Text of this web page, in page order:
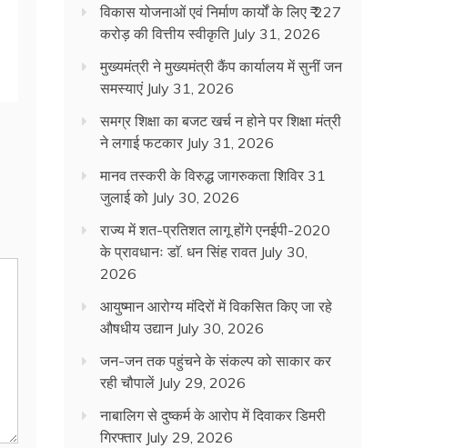
विकास योजनाओं एवं निर्माण कार्यों के लिए ₹ 227
करोड़ की वित्तीय स्वीकृति July 31, 2026
मुख्यमंत्री ने मुख्यमंत्री कैंप कार्यालय में सुनीं जन
समस्याएं July 31, 2026
समग्र शिक्षा का बजट खर्च न होने पर शिक्षा मंत्री
ने लगाई फटकार July 31, 2026
मानव तस्करी के विरुद्ध जागरुकता शिविर 31
जुलाई को July 30, 2026
राज्य में शत-प्रतिशत लागू होंगे एनईपी-2020
के प्रावधानः डाॅ. धन सिंह रावत July 30,
2026
आयुष्मान आरोग्य मंदिरों में विकसित किए जा रहे
औषधीय उद्यान July 30, 2026
जन-जन तक पहुंचने के संकल्प को साकार कर
रही चौपालें July 29, 2026
नाबालिग से दुष्कर्म के आरोप में दिवाकर डिमरी
गिरफ्तार July 29, 2026